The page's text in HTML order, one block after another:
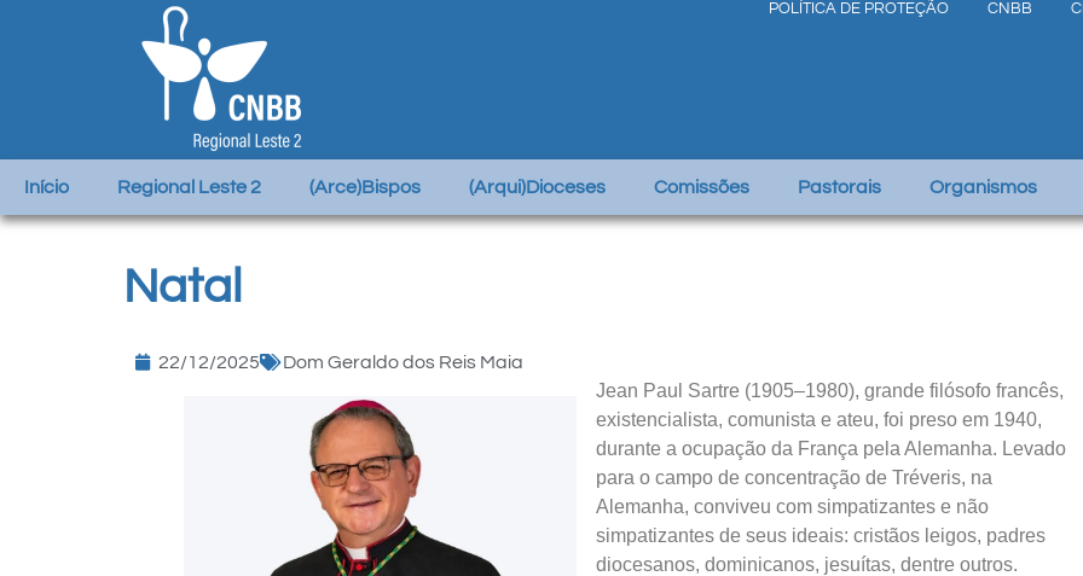
POLÍTICA DE PROTEÇÃO CNBB
Início Regional Leste 2 (Arce)Bispos (Arqui)Dioceses Comissões Pastorais Organismos
Natal
22/12/2025 Dom Geraldo dos Reis Maia
Jean Paul Sartre (1905–1980), grande filósofo francês,
existencialista, comunista e ateu, foi preso em 1940,
durante a ocupação da França pela Alemanha. Levado
para o campo de concentração de Tréveris, na
Alemanha, conviveu com simpatizantes e não
simpatizantes de seus ideais: cristãos leigos, padres
diocesanos, dominicanos, jesuítas, dentre outros.